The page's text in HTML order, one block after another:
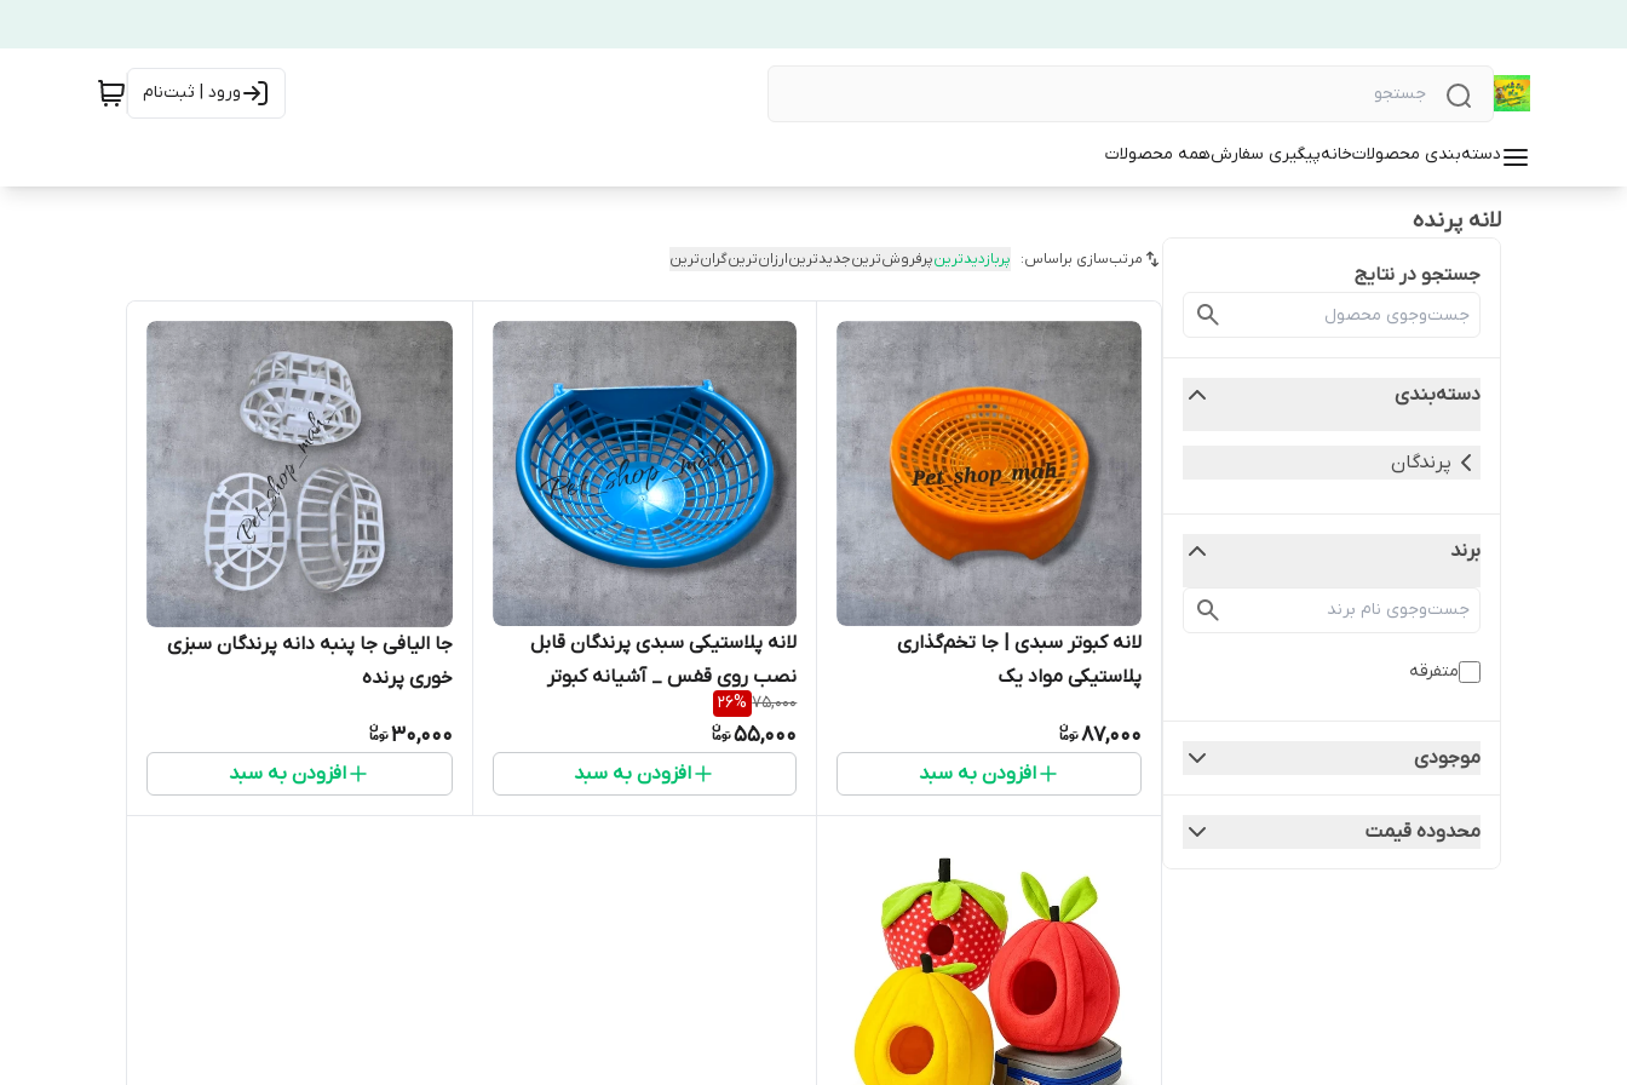
ورود | ثبت‌نام
دسته‌بندی محصولاتخانهپیگیری سفارشهمه محصولات
لانه پرنده
جستجو در نتایج
دسته‌بندی
پرندگان
برند
متفرقه
موجودی
محدوده قیمت
مرتب‌سازی براساس: پربازدیدترینپرفروش‌ترینجدیدترینارزان‌ترینگران‌ترین
لانه کبوتر سبدی | جا تخم‌گذاری
پلاستیکی مواد یک
87,000
افزودن به سبد
لانه پلاستیکی سبدی پرندگان قابل
نصب روی قفس _ آشیانه کبوتر
75,000
26%
55,000
افزودن به سبد
جا الیافی جا پنبه دانه پرندگان سبزی
خوری پرنده
30,000
افزودن به سبد